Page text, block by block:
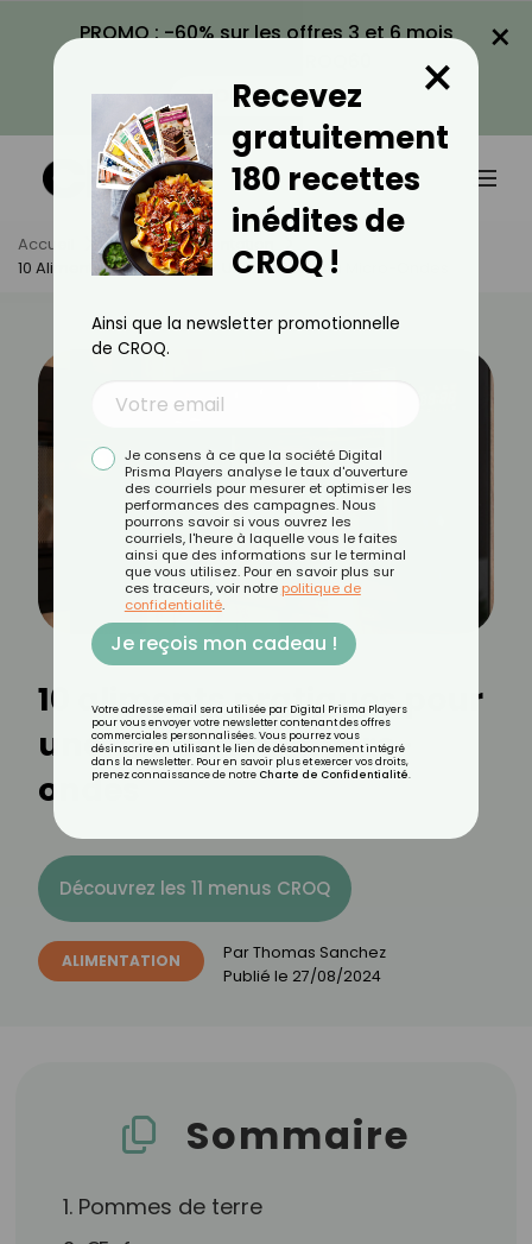
PROMO : -60% sur les offres 3 et 6 mois
VOIR LA PROMO
×
Accueil Actus
Alimentation
10 Aliments Pratiques Pour Une Cuisson Au Micro-Ondes
10 aliments pratiques pour
une cuisson au micro-
ondes
Découvrez les 11 menus CROQ
ALIMENTATION ParThomas Sanchez
Publié le 27/08/2024
Sommaire
1. Pommes de terre
Recevez
gratuitement
180 recettes
inédites de
CROQ !
×
Ainsi que la newsletter promotionnelle
de CROQ.
Je consens à ce que la société Digital
Prisma Players analyse le taux d'ouverture
des courriels pour mesurer et optimiser les
performances des campagnes. Nous
pourrons savoir si vous ouvrez les
courriels, l'heure à laquelle vous le faites
ainsi que des informations sur le terminal
que vous utilisez. Pour en savoir plus sur
ces traceurs, voir notre politique de
confidentialité.
Je reçois mon cadeau !
Votre adresse email sera utilisée par Digital Prisma Players
pour vous envoyer votre newsletter contenant des offres
commerciales personnalisées. Vous pourrez vous
désinscrire en utilisant le lien de désabonnement intégré
dans la newsletter. Pour en savoir plus et exercer vos droits,
prenez connaissance de notre Charte de Confidentialité.